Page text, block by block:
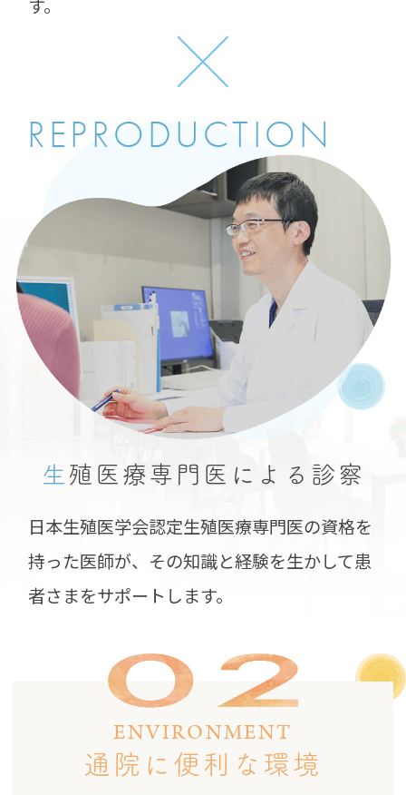
す。
REPRODUCTION
生 殖医療専門医による 診察
日本生殖医学会認定生殖医療専門医の資格を
持った医師が、その知識と経験を生かして患
者さまをサポートします。
ENVIRONMENT
通院に便利な環境